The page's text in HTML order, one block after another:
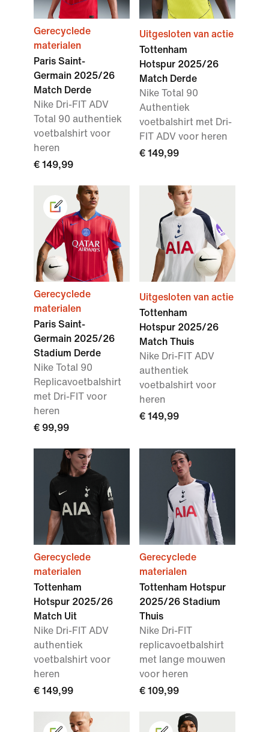
Gerecyclede
materialen
Paris Saint-
Germain 2025/26
Match Derde
Nike Dri-FIT ADV
Total 90 authentiek
voetbalshirt voor
heren
€ 149,99
Uitgesloten van actie
Tottenham
Hotspur 2025/26
Match Derde
Nike Total 90
Authentiek
voetbalshirt met Dri-
FIT ADV voor heren
€ 149,99
Gerecyclede
materialen
Paris Saint-
Germain 2025/26
Stadium Derde
Nike Total 90
Replicavoetbalshirt
met Dri-FIT voor
heren
€ 99,99
Uitgesloten van actie
Tottenham
Hotspur 2025/26
Match Thuis
Nike Dri-FIT ADV
authentiek
voetbalshirt voor
heren
€ 149,99
Gerecyclede
materialen
Tottenham
Hotspur 2025/26
Match Uit
Nike Dri-FIT ADV
authentiek
voetbalshirt voor
heren
€ 149,99
Gerecyclede
materialen
Tottenham Hotspur
2025/26 Stadium
Thuis
Nike Dri-FIT
replicavoetbalshirt
met lange mouwen
voor heren
€ 109,99